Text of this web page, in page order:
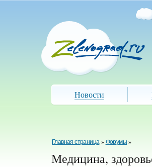
Новости
Главная страница »Форумы»
Медицина,